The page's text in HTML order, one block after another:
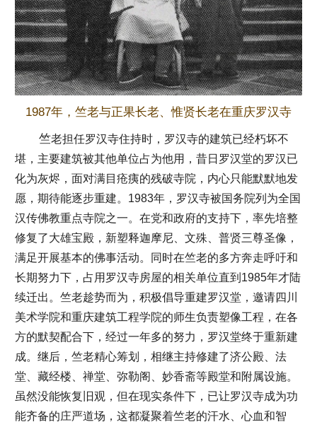
1987年，竺老与正果长老、惟贤长老在重庆罗汉寺
竺老担任罗汉寺住持时，罗汉寺的建筑已经朽坏不
堪，主要建筑被其他单位占为他用，昔日罗汉堂的罗汉已
化为灰烬，面对满目疮痍的残破寺院，内心只能默默地发
愿，期待能逐步重建。1983年，罗汉寺被国务院列为全国
汉传佛教重点寺院之一。在党和政府的支持下，率先培整
修复了大雄宝殿，新塑释迦摩尼、文殊、普贤三尊圣像，
满足开展基本的佛事活动。同时在竺老的多方奔走呼吁和
长期努力下，占用罗汉寺房屋的相关单位直到1985年才陆
续迁出。竺老趁势而为，积极倡导重建罗汉堂，邀请四川
美术学院和重庆建筑工程学院的师生负责塑像工程，在各
方的默契配合下，经过一年多的努力，罗汉堂终于重新建
成。继后，竺老精心筹划，相继主持修建了济公殿、法
堂、藏经楼、禅堂、弥勒阁、妙香斋等殿堂和附属设施。
虽然没能恢复旧观，但在现实条件下，已让罗汉寺成为功
能齐备的庄严道场，这都凝聚着竺老的汗水、心血和智